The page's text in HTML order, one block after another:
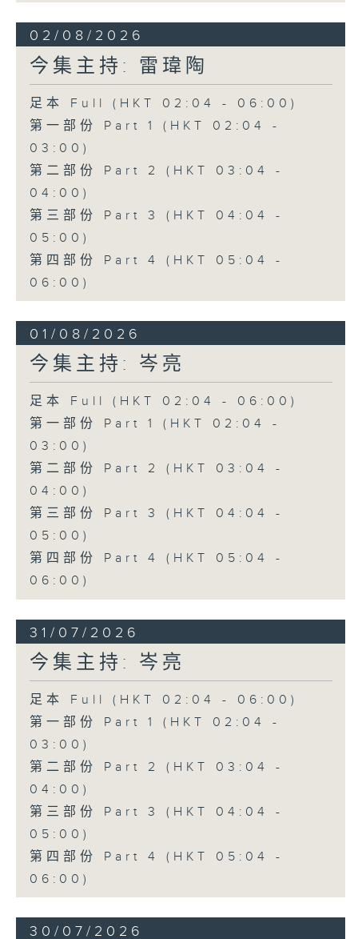
02/08/2026
今集主持: 雷瑋陶
足本 Full (HKT 02:04 - 06:00)
第一部份 Part 1 (HKT 02:04 -
03:00)
第二部份 Part 2 (HKT 03:04 -
04:00)
第三部份 Part 3 (HKT 04:04 -
05:00)
第四部份 Part 4 (HKT 05:04 -
06:00)
01/08/2026
今集主持: 岑亮
足本 Full (HKT 02:04 - 06:00)
第一部份 Part 1 (HKT 02:04 -
03:00)
第二部份 Part 2 (HKT 03:04 -
04:00)
第三部份 Part 3 (HKT 04:04 -
05:00)
第四部份 Part 4 (HKT 05:04 -
06:00)
31/07/2026
今集主持: 岑亮
足本 Full (HKT 02:04 - 06:00)
第一部份 Part 1 (HKT 02:04 -
03:00)
第二部份 Part 2 (HKT 03:04 -
04:00)
第三部份 Part 3 (HKT 04:04 -
05:00)
第四部份 Part 4 (HKT 05:04 -
06:00)
30/07/2026